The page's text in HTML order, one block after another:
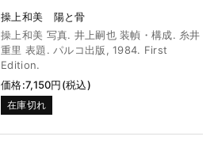
操上和美 陽と骨
操上和美 写真. 井上嗣也 装幀・構成. 糸井
重里 表題. パルコ出版, 1984. First
Edition.
価格:7,150円(税込)
在庫切れ